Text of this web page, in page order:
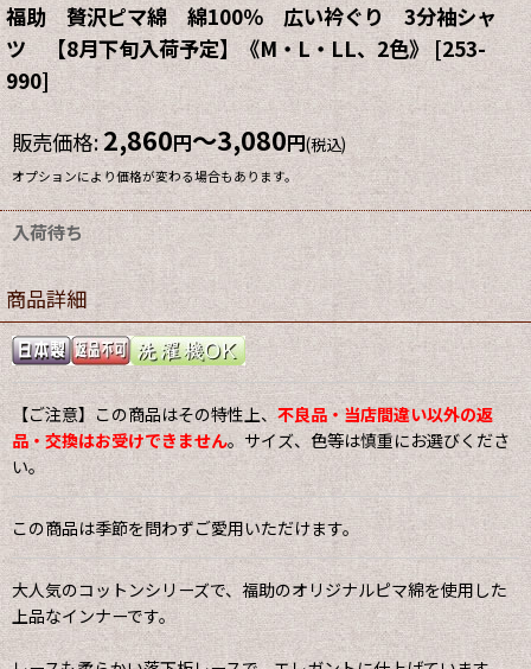
福助 贅沢ピマ綿 綿100％ 広い衿ぐり 3分袖シャ
ツ 【8月下旬入荷予定】《M・L・LL、2色》 [253-
990]
販売価格:2,860円～3,080円(税込)
オプションにより価格が変わる場合もあります。
入荷待ち
商品詳細
【ご注意】この商品はその特性上、不良品・当店間違い以外の返
品・交換はお受けできません。サイズ、色等は慎重にお選びくださ
い。
この商品は季節を問わずご愛用いただけます。
大人気のコットンシリーズで、福助のオリジナルピマ綿を使用した
上品なインナーです。